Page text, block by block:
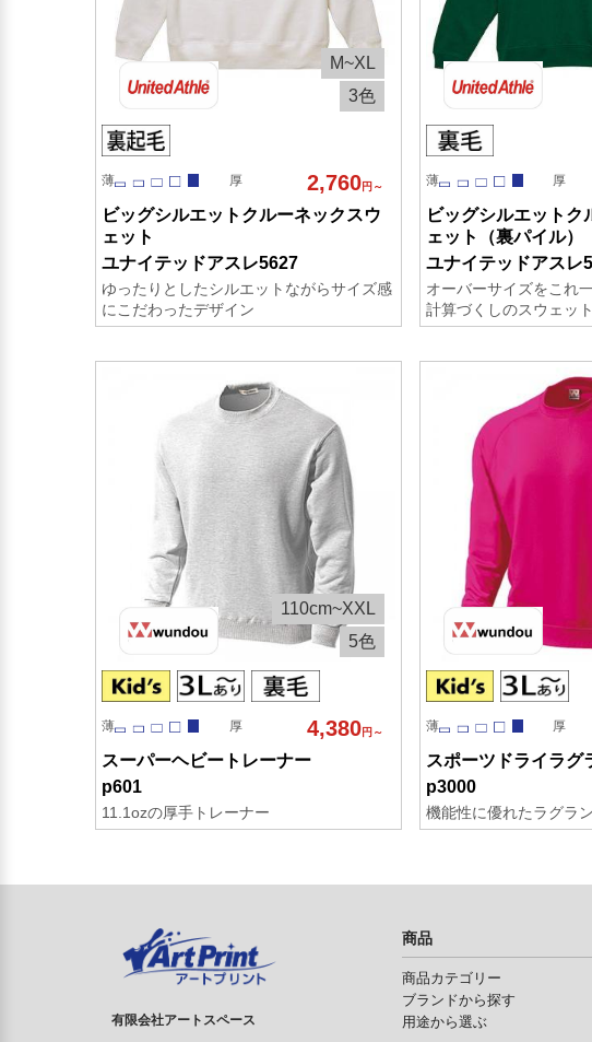
3色
M~XL
薄 厚 2,760円～
ビッグシルエットクルーネックスウ
ェット
ユナイテッドアスレ5627
ゆったりとしたシルエットながらサイズ感
にこだわったデザイン
薄 厚
ビッグシルエットク
ェット（裏パイル）
ユナイテッドアスレ
オーバーサイズをこれ
計算づくしのスウェット
5色
110cm~XXL
薄 厚 4,380円～
スーパーヘビートレーナー
p601
11.1ozの厚手トレーナー
薄 厚
スポーツドライラグ
p3000
機能性に優れたラグラ
有限会社アートスペース
商品
商品カテゴリー
ブランドから探す
用途から選ぶ